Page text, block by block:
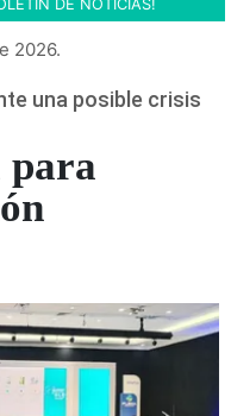
DE NOTICIAS!
2026.
una posible crisis
para